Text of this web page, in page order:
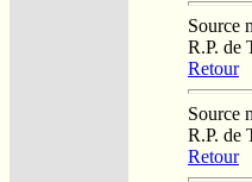
Source
R.P. de
Retour
Source
R.P. de
Retour